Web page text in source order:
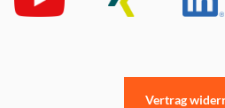
Vertrag